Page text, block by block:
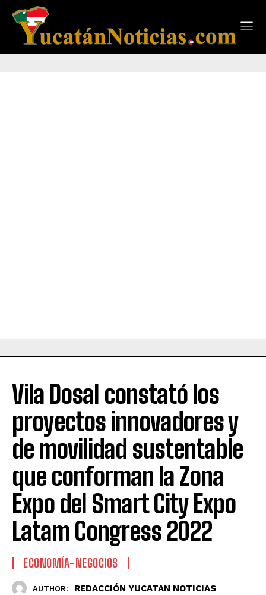
Vila Dosal constató los
proyectos innovadores y
de movilidad sustentable
que conforman la Zona
Expo del Smart City Expo
Latam Congress 2022
ECONOMÍA-NEGOCIOS
AUTHOR: REDACCIÓN YUCATAN NOTICIAS